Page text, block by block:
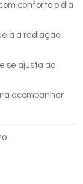
conforto o dia
a radiação
se ajusta ao
acompanhar